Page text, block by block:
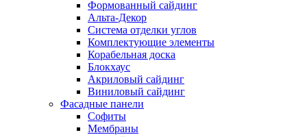
Формованный сайдинг
Альта-Декор
Система отделки углов
Комплектующие элементы
Корабельная доска
Блокхаус
Акриловый сайдинг
Виниловый сайдинг
Фасадные панели
Софиты
Мембраны